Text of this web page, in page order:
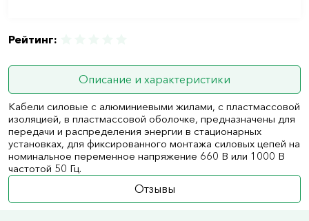
Рейтинг:
Описание и характеристики
Кабели силовые с алюминиевыми жилами, с пластмассовой
изоляцией, в пластмассовой оболочке, предназначены для
передачи и распределения энергии в стационарных
установках, для фиксированного монтажа силовых цепей на
номинальное переменное напряжение 660 В или 1000 В
частотой 50 Гц.
Отзывы